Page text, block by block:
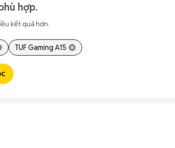
hợp.
kết quả hơn.
TUF Gaming A15